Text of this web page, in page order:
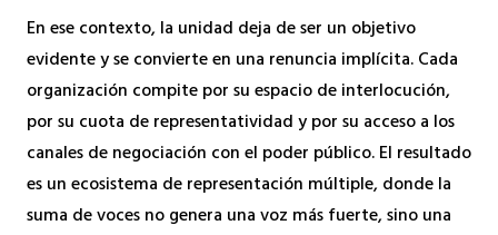
En ese contexto, la unidad deja de ser un objetivo
evidente y se convierte en una renuncia implícita. Cada
organización compite por su espacio de interlocución,
por su cuota de representatividad y por su acceso a los
canales de negociación con el poder público. El resultado
es un ecosistema de representación múltiple, donde la
suma de voces no genera una voz más fuerte, sino una